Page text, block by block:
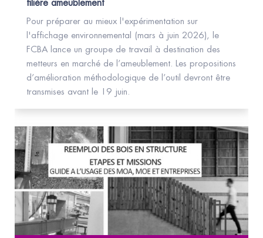
filière ameublement
Pour préparer au mieux l'expérimentation sur
l'affichage environnemental (mars à juin 2026), le
FCBA lance un groupe de travail à destination des
metteurs en marché de l’ameublement. Les propositions
d’amélioration méthodologique de l’outil devront être
transmises avant le 19 juin.